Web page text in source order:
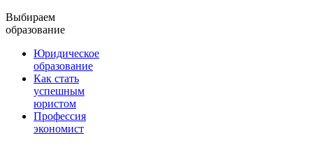
Выбираем
образование
Юридическое
образование
Как стать
успешным
юристом
Профессия
экономист